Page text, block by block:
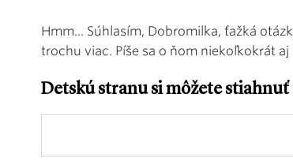
Hmm... Súhlasím, Dobromilka, ťažká
trochu viac. Píše sa o ňom niekoľkokrát
Detskú stranu si môžete